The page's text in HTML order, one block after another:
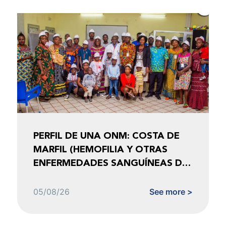
PERFIL DE UNA ONM: COSTA DE
MARFIL (HEMOFILIA Y OTRAS
ENFERMEDADES SANGUÍNEAS DE
05/08/26 See more >